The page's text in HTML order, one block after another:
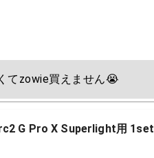
てzowie買えません😭
G Pro X Superlight用 1set